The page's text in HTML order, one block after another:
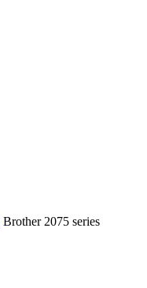
Brother 2075 series